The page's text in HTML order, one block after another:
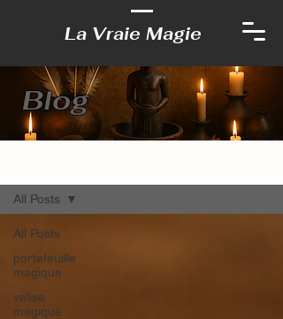
La Vraie Magie
Blog
All Posts
portefeuille
magique
valise
magique
All Posts